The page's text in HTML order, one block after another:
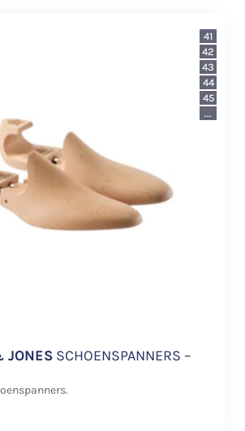
JONES SCHOENSPANNERS –
41
42
43
44
45
...